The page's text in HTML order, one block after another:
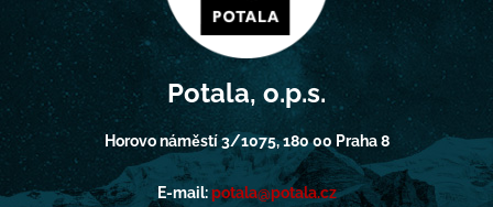
Potala, o.p.s.
Horovo náměstí 3/1075, 180 00 Praha 8
E-mail:potala@potala.cz